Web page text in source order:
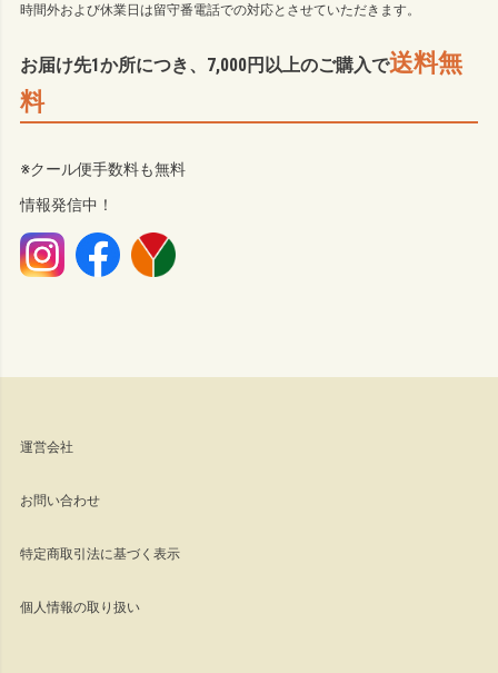
時間外および休業日は留守番電話での対応とさせていただきます。
お届け先1か所につき、7,000円以上のご購入で送料無
料
※クール便手数料も無料
情報発信中！
運営会社
お問い合わせ
特定商取引法に基づく表示
個人情報の取り扱い